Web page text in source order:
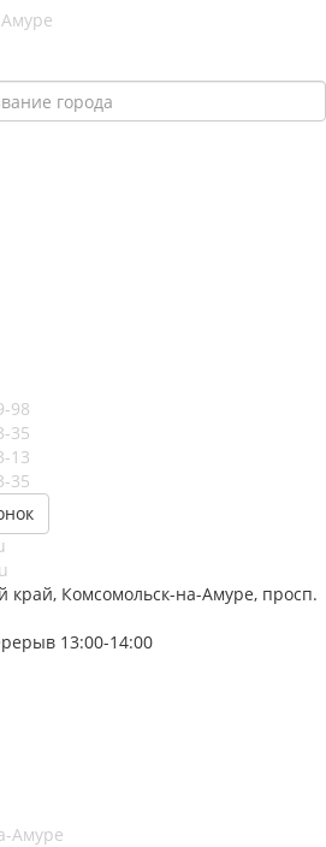
98
35
13
35
край, Комсомольск-на-Амуре, просп.
13:00-14:00
Амуре